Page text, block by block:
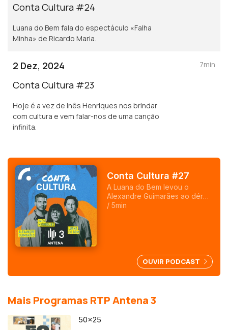
Conta Cultura #24
Luana do Bem fala do espectáculo «Falha
Minha» de Ricardo Maria.
2 Dez, 2024
Conta Cultura #23
Hoje é a vez de Inês Henriques nos brindar
com cultura e vem falar-nos de uma canção
infinita.
7min
Conta Cultura #27
A Luana do Bem levou o
Alexandre Guimarães ao dérbi
de Alvalade.
/ 5min
OUVIR PODCAST
Mais Programas RTP Antena 3
50×25